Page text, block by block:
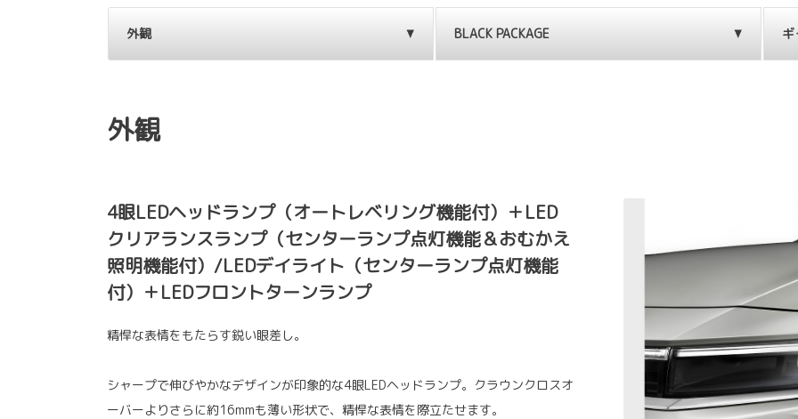
外観 BLACK PACKAGE ギ
外観
4眼LEDヘッドランプ（オートレベリング機能付）＋LED
クリアランスランプ（センターランプ点灯機能＆おむかえ
照明機能付）/LEDデイライト（センターランプ点灯機能
付）＋LEDフロントターンランプ
精悍な表情をもたらす鋭い眼差し。
シャープで伸びやかなデザインが印象的な4眼LEDヘッドランプ。クラウンクロスオ
ーバーよりさらに約16mmも薄い形状で、精悍な表情を際立たせます。